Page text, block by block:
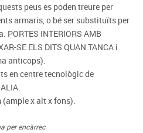
peus es poden treure per
armaris, o bé ser substituïts per
PORTES INTERIORS AMB
SE ELS DITS QUAN TANCA i
anticops).
en centre tecnològic de
(ample x alt x fons).
per encàrrec.